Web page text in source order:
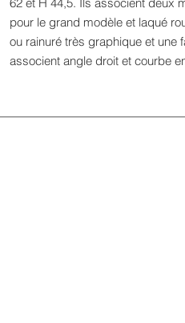
pour le grand modèle et laqué
ou rainuré très graphique et une
associent angle droit et courbe